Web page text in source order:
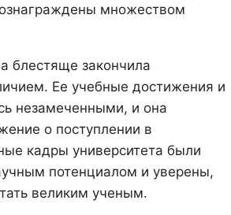
множеством
блестяще закончила
Ее учебные достижения и
незамеченными, и она
о поступлении в
кадры университета были
потенциалом и уверены,
великим ученым.